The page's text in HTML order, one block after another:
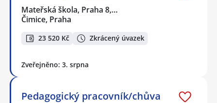
Mateřská škola, Praha 8,…
Čimice, Praha
23 520 Kč Zkrácený úvazek
Zveřejněno: 3. srpna
Pedagogický pracovník/chůva